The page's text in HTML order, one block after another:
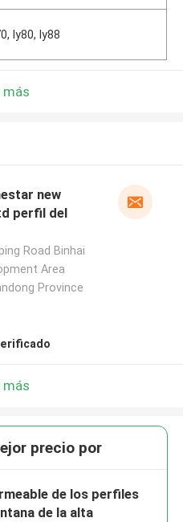
ly80, ly88
más
new
perfil del
Road Binhai
Area
Province
más
precio por
de los perfiles
de la alta